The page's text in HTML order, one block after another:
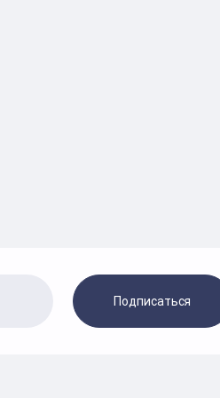
Подписаться